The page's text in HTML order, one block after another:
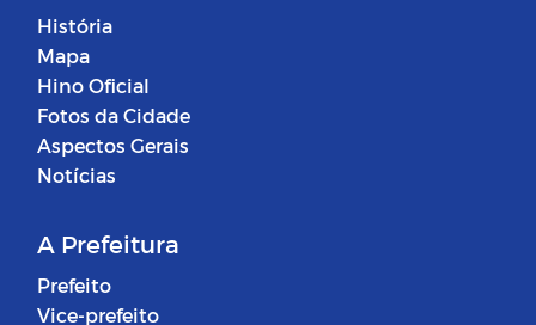
História
Mapa
Hino Oficial
Fotos da Cidade
Aspectos Gerais
Notícias
A Prefeitura
Prefeito
Vice-prefeito